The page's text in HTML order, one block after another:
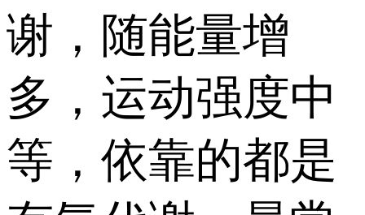
谢，随能量增
多，运动强度中
等，依靠的都是